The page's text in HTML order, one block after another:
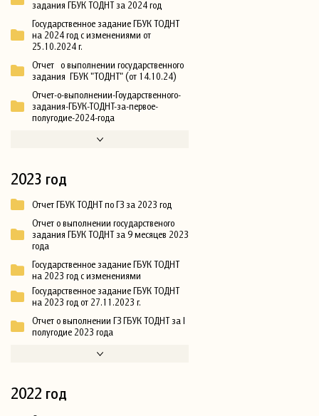
задания ГБУК ТОДНТ за 2024 год
Государственное задание ГБУК ТОДНТ
на 2024 год с изменениями от
25.10.2024 г.
Отчет о выполнении государственного
задания ГБУК "ТОДНТ" (от 14.10.24)
Отчет-о-выполнении-Гоударственного-
задания-ГБУК-ТОДНТ-за-первое-
полугодие-2024-года
2023 год
Отчет ГБУК ТОДНТ по ГЗ за 2023 год
Отчет о выполнении государственого
задания ГБУК ТОДНТ за 9 месяцев 2023
года
Государственное задание ГБУК ТОДНТ
на 2023 год с изменениями
Государственное задание ГБУК ТОДНТ
на 2023 год от 27.11.2023 г.
Отчет о выполнении ГЗ ГБУК ТОДНТ за I
полугодие 2023 года
2022 год